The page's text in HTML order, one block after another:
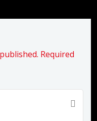
Required